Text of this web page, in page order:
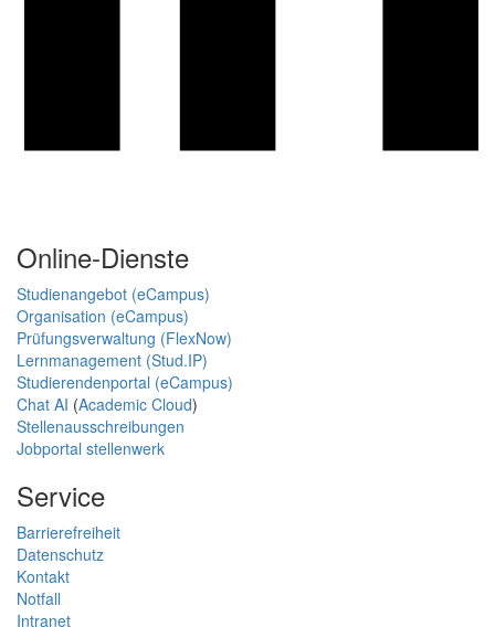
Online-Dienste
Studienangebot (eCampus)
Organisation (eCampus)
Prüfungsverwaltung (FlexNow)
Lernmanagement (Stud.IP)
Studierendenportal (eCampus)
Chat AI (Academic Cloud)
Stellenausschreibungen
Jobportal stellenwerk
Service
Barrierefreiheit
Datenschutz
Kontakt
Notfall
Intranet